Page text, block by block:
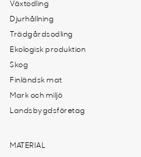
Växtodling
Djurhållning
Trädgårdsodling
Ekologisk produktion
Skog
Finländsk mat
Mark och miljö
Landsbygdsföretag
MATERIAL